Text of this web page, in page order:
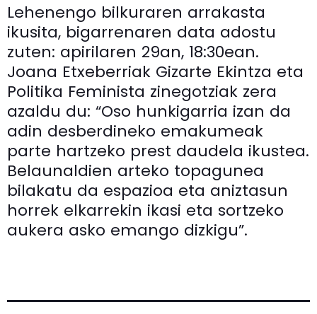
Lehenengo bilkuraren arrakasta
ikusita, bigarrenaren data adostu
zuten: apirilaren 29an, 18:30ean.
Joana Etxeberriak Gizarte Ekintza eta
Politika Feminista zinegotziak zera
azaldu du: “Oso hunkigarria izan da
adin desberdineko emakumeak
parte hartzeko prest daudela ikustea.
Belaunaldien arteko topagunea
bilakatu da espazioa eta aniztasun
horrek elkarrekin ikasi eta sortzeko
aukera asko emango dizkigu”.